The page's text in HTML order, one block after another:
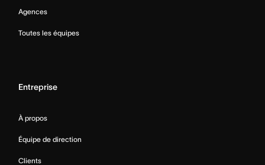
Agences
Toutes les équipes
Entreprise
À propos
Équipe de direction
Clients